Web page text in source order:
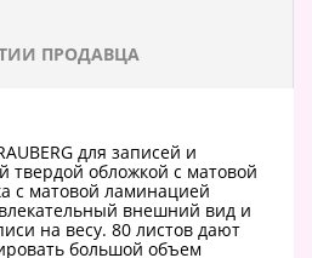
ПРОДАВЦА
для записей и
твердой обложкой с матовой
с матовой ламинацией
внешний вид и
на весу. 80 листов дают
большой объем